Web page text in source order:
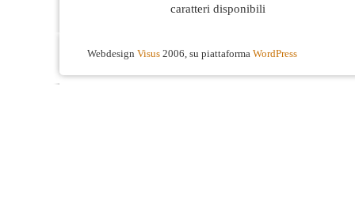
caratteri disponibili
Webdesign Visus 2006, su piattaforma WordPress